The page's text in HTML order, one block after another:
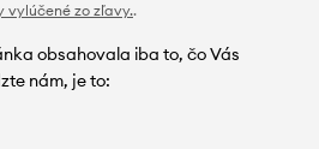
vylúčené zo zľavy..
obsahovala iba to, čo Vás
nám, je to: